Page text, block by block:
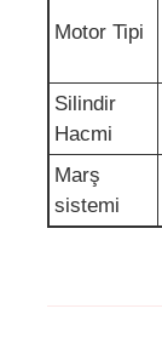
Motor Tipi
Silindir
Hacmi
Marş
sistemi